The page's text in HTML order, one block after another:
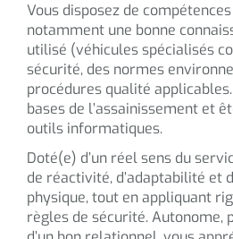
Vous disposez de
notamment une bonne
utilisé (véhicules spécialisés
sécurité, des normes
procédures qualité
bases de l’assainissement et
outils informatiques.
Doté(e) d’un réel sens du
de réactivité, d’adaptabilité et
physique, tout en appliquant
règles de sécurité. Autonome,